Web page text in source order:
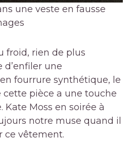
une veste en fausse
froid, rien de plus
une
fourrure synthétique, le
cette pièce a une touche
Moss en soirée à
notre muse quand il
ce vêtement.